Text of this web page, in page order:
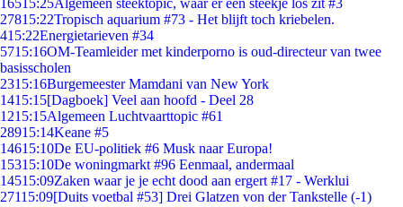
16515:25Algemeen steektopic, waar er een steekje los zit #3
27815:22Tropisch aquarium #73 - Het blijft toch kriebelen.
415:22Energietarieven #34
5715:16OM-Teamleider met kinderporno is oud-directeur van twee
basisscholen
2315:16Burgemeester Mamdani van New York
1415:15[Dagboek] Veel aan hoofd - Deel 28
1215:15Algemeen Luchtvaarttopic #61
28915:14Keane #5
14615:10De EU-politiek #6 Musk naar Europa!
15315:10De woningmarkt #96 Eenmaal, andermaal
14515:09Zaken waar je je echt dood aan ergert #17 - Werklui
27115:09[Duits voetbal #53] Drei Glatzen von der Tankstelle (-1)